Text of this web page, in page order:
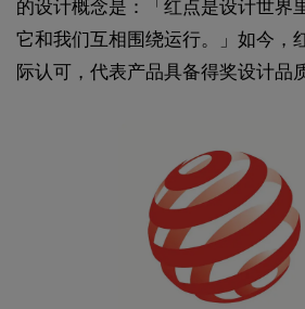
的设计概念是：「红点是设计世界
它和我们互相围绕运行。」如今，
际认可，代表产品具备得奖设计品